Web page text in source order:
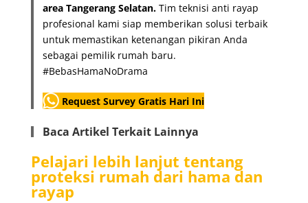
area Tangerang Selatan.Tim teknisi anti rayap
profesional kami siap memberikan solusi terbaik
untuk memastikan ketenangan pikiran Anda
sebagai pemilik rumah baru.
#BebasHamaNoDrama
Request Survey Gratis Hari Ini
Baca Artikel Terkait Lainnya
Pelajari lebih lanjut tentang
proteksi rumah dari hama dan
rayap